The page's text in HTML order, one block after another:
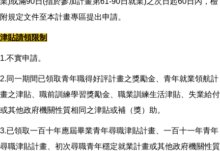
附規定文件至本計畫專區提出申請。
津貼請領限制
1.不實申請。
2.同一期間已領取青年職得好評計畫之獎勵金、青年就業領航計
畫之津貼、職前訓練學習獎勵金、職業訓練生活津貼、失業給付
或其他政府機關性質相同之津貼或補（獎）助。
3.已領取一百十年應屆畢業青年尋職津貼計畫、一百十一年青年
尋職津貼計畫、初次尋職青年穩定就業計畫或其他政府機關性質